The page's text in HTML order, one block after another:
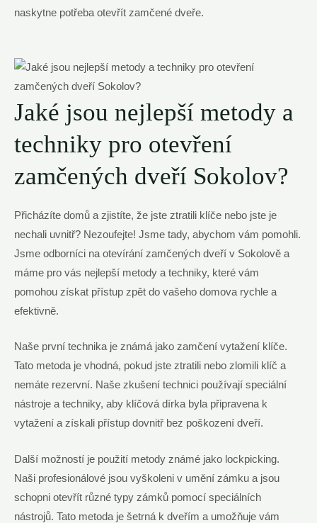
naskytne potřeba otevřít zamčené dveře.
Jaké jsou nejlepší metody a
techniky pro otevření
zamčených dveří Sokolov?
Přicházíte domů a zjistíte, že jste ztratili klíče nebo jste je
nechali uvnitř? Nezoufejte! Jsme tady, abychom vám pomohli.
Jsme odborníci na otevírání zamčených dveří v Sokolově a
máme pro vás nejlepší metody a techniky, které vám
pomohou získat přístup zpět do vašeho domova rychle a
efektivně.
Naše první technika je známá jako zamčení vytažení klíče.
Tato metoda je vhodná, pokud jste ztratili nebo zlomili klíč a
nemáte rezervní. Naše zkušení technici používají speciální
nástroje a techniky, aby klíčová dírka byla připravena k
vytažení a získali přístup dovnitř bez poškození dveří.
Další možností je použití metody známé jako lockpicking.
Naši profesionálové jsou vyškoleni v umění zámku a jsou
schopni otevřít různé typy zámků pomocí speciálních
nástrojů. Tato metoda je šetrná k dveřím a umožňuje vám